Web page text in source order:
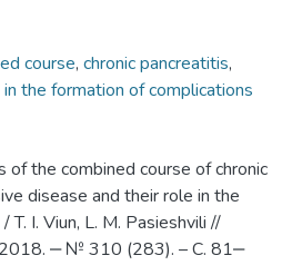
course, chronic pancreatitis,
the formation of complications
of the combined course of chronic
disease and their role in the
I. Viun, L. M. Pasieshvili //
2018. ‒ № 310 (283). – С. 81‒